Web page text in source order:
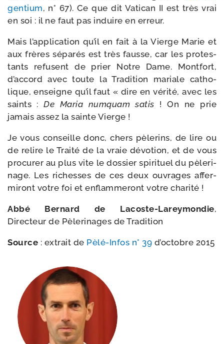
gen­tium, n° 67). Ce que dit Vatican II est très vrai
en soi : il ne faut pas induire en erreur.
Mais l’ap­pli­ca­tion qu’il en fait à la Vierge Marie et
aux frères sépa­rés est très fausse, car les pro­tes­
tants refusent de prier Notre Dame. Montfort,
d’ac­cord avec toute la Tradition mariale catho­
lique, enseigne qu’il faut « dire en véri­té, avec les
saints :De Maria num­quam satis ! On ne prie
jamais assez la sainte Vierge !
Je vous conseille donc, chers pèle­rins, de lire ou
de relire le Traité de la vraie dévo­tion, et de vous
pro­cu­rer au plus vite le dos­sier spi­ri­tuel du pèle­ri­
nage. Les richesses de ces deux ouvrages affer­
mi­ront votre foi et enflam­me­ront votre charité !
Abbé Bernard de Lacoste-​Lareymondie,
Directeur de Pèlerinages de Tradition
Source : extrait de Pèlé-​Infos n° 39 d’oc­tobre 2015